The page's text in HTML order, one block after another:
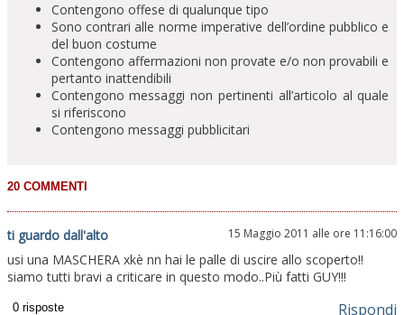
Contengono offese di qualunque tipo
Sono contrari alle norme imperative dell’ordine pubblico e
del buon costume
Contengono affermazioni non provate e/o non provabili e
pertanto inattendibili
Contengono messaggi non pertinenti all’articolo al quale
si riferiscono
Contengono messaggi pubblicitari
ti guardo dall'alto 15 Maggio 2011 alle ore 11:16:00
usi una MASCHERA xkè nn hai le palle di uscire allo scoperto!!
siamo tutti bravi a criticare in questo modo..Più fatti GUY!!!
Rispondi